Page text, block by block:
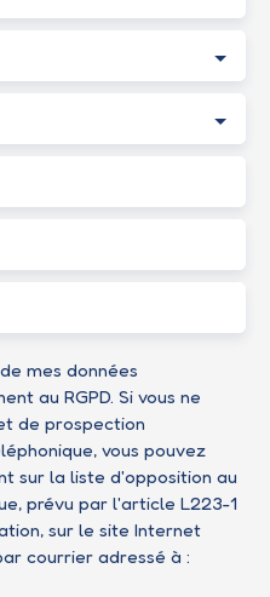
mes données
au RGPD. Si vous ne
de prospection
vous pouvez
sur la liste d'opposition au
prévu par l'article L223-1
sur le site Internet
courrier adressé à :